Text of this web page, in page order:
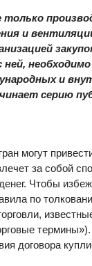
и
и
серию
могут
за собой
Чтобы
по
договора